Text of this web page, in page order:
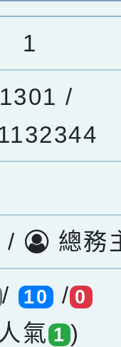
1
/
/ 總務
/ 10 / 0
氣 1 )